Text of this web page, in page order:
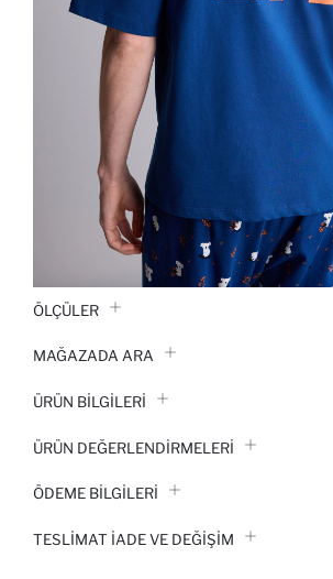
ÖLÇÜLER
MAĞAZADA ARA
ÜRÜN BILGILERI
ÜRÜN DEĞERLENDİRMELERİ
ÖDEME BİLGİLERİ
TESLIMAT İADE VE DEĞIŞIM